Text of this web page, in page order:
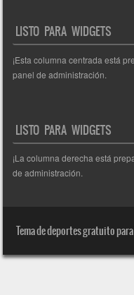
LISTO PARA WIDGETS
¡Esta columna centrada está
panel de administración.
LISTO PARA WIDGETS
¡La columna derecha está
de administración.
Tema de deportes gratuito